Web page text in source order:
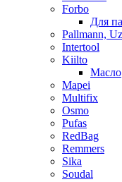
Forbo
Для
Pallmann,
Intertool
Kiilto
Масло
Mapei
Multifix
Osmo
Pufas
RedBag
Remmers
Sika
Soudal